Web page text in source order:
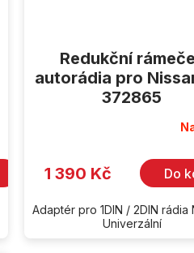
Redukční
autorádia pro
372865
1 390 Kč Do
Adaptér pro 1DIN / 2DIN rádia
Univerzální